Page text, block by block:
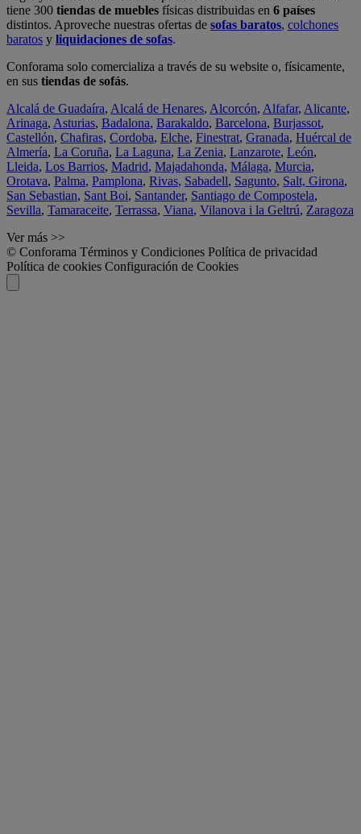
Ver más >>
© Conforama Términos y Condiciones Política de privacidad
Política de cookies Configuración de Cookies